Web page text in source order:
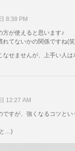
8:38 PM
方が使えると思います♪
れてないかの関係ですね(
なせませんが、上手い人は
12:27 AM
ですが、強くなるコツと
と…)